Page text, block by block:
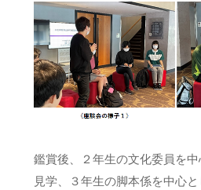
鑑賞後、２年生の文化委員を
見学、３年生の脚本係を中心